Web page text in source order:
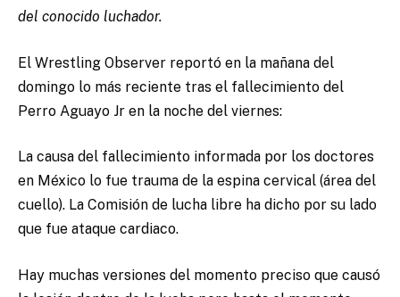
del conocido luchador.
El Wrestling Observer reportó en la mañana del
domingo lo más reciente tras el fallecimiento del
Perro Aguayo Jr en la noche del viernes:
La causa del fallecimiento informada por los doctores
en México lo fue trauma de la espina cervical (área del
cuello). La Comisión de lucha libre ha dicho por su lado
que fue ataque cardiaco.
Hay muchas versiones del momento preciso que causó